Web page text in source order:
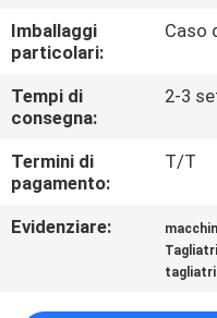
DI
QUALITÀ
CONTATTICI
NOTIZIE
Imballaggi
particolari:
Caso
Tempi di
consegna:
2-3
Termini di
pagamento:
T/T
Evidenziare: